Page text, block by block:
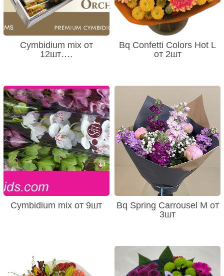
Cymbidium mix от
12шт….
Bq Confetti Colors Hot L
от 2шт
Cymbidium mix от 9шт
Bq Spring Carrousel M от
3шт